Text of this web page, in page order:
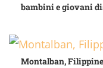
bambini e giovani
Montalban,